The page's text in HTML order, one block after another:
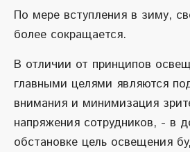
По мере вступления в зиму,
более сокращается.
В отличии от принципов
главными целями являются
внимания и минимизация
напряжения сотрудников, - в
обстановке цель освещения